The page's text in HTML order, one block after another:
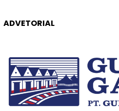
ADVETORIAL